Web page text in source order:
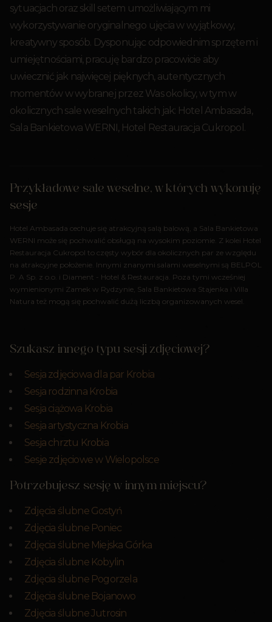
sytuacjach oraz skill setem umożliwiającym mi
wykorzystywanie oryginalnego ujęcia w wyjątkowy,
kreatywny sposób. Dysponując odpowiednim sprzętem i
umiejętnościami, pracuję bardzo pracowicie aby
uwiecznić jak najwięcej pięknych, autentycznych
momentów w wybranej przez Was okolicy, w tym w
okolicznych sale weselnych takich jak: Hotel Ambasada,
Sala Bankietowa WERNI, Hotel Restauracja Cukropol.
Przykładowe sale weselne, w których wykonuję
sesje
Hotel Ambasada cechuje się atrakcyjną salą balową, a Sala Bankietowa
WERNI może się pochwalić obsługą na wysokim poziomie. Z kolei Hotel
Restauracja Cukropol to częsty wybór dla okolicznych par ze względu
na atrakcyjne położenie. Innymi znanymi salami weselnymi są BELPOL
P. A Sp. z o.o. i Diament - Hotel & Restauracja. Poza tymi wcześniej
wymienionymi Zamek w Rydzynie, Sala Bankietowa Stajenka i Villa
Natura też mogą się pochwalić dużą liczbą organizowanych wesel.
Szukasz innego typu sesji zdjęciowej?
Sesja zdjęciowa dla par Krobia
Sesja rodzinna Krobia
Sesja ciążowa Krobia
Sesja artystyczna Krobia
Sesja chrztu Krobia
Sesje zdjęciowe w Wielopolsce
Potrzebujesz sesję w innym miejscu?
Zdjęcia ślubne Gostyń
Zdjęcia ślubne Poniec
Zdjęcia ślubne Miejska Górka
Zdjęcia ślubne Kobylin
Zdjęcia ślubne Pogorzela
Zdjęcia ślubne Bojanowo
Zdjęcia ślubne Jutrosin